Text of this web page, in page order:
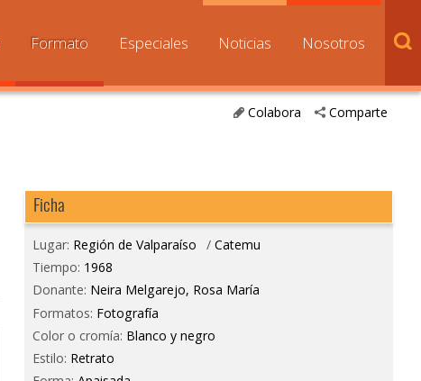
Formato Especiales Noticias Nosotros
Comparte
Colabora
Ficha
Lugar: Región de Valparaíso / Catemu
Tiempo: 1968
Donante: Neira Melgarejo, Rosa María
Formatos: Fotografía
Color o cromía: Blanco y negro
Estilo: Retrato